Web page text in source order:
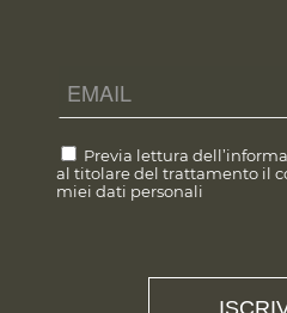
Previa lettura
al titolare del trattamento il
miei dati personali